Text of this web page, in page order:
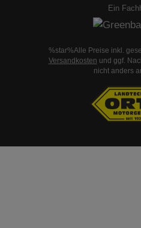
Ein
%star%Alle Preise inkl.
Versandkosten und ggf.
nicht anders